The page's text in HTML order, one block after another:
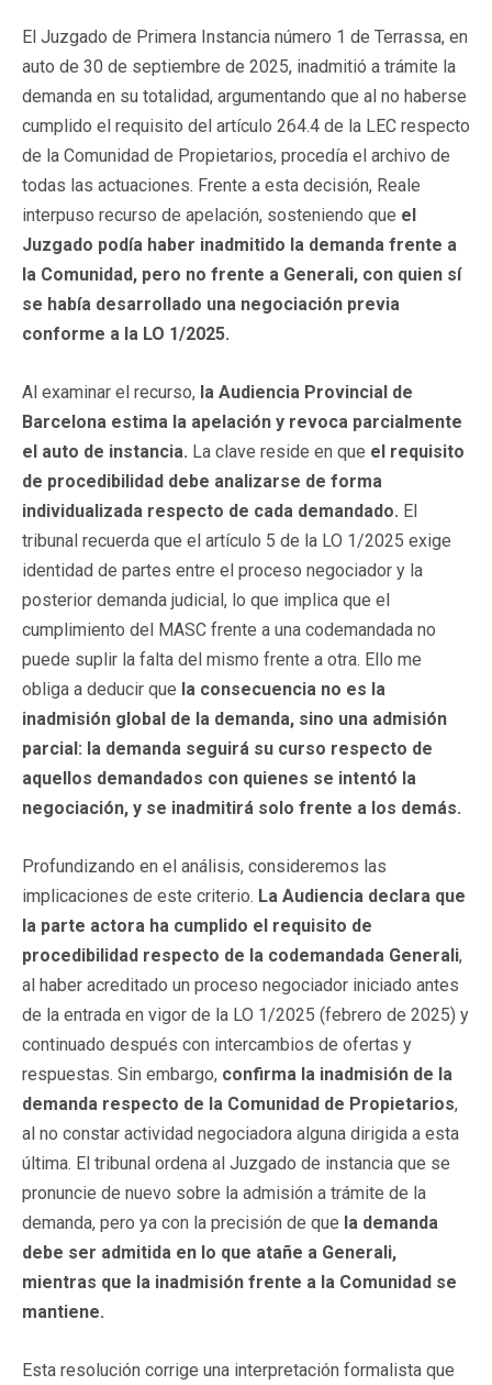
El Juzgado de Primera Instancia número 1 de Terrassa, en
auto de 30 de septiembre de 2025, inadmitió a trámite la
demanda en su totalidad, argumentando que al no haberse
cumplido el requisito del artículo 264.4 de la LEC respecto
de la Comunidad de Propietarios, procedía el archivo de
todas las actuaciones. Frente a esta decisión, Reale
interpuso recurso de apelación, sosteniendo que el
Juzgado podía haber inadmitido la demanda frente a
la Comunidad, pero no frente a Generali, con quien sí
se había desarrollado una negociación previa
conforme a la LO 1/2025.
Al examinar el recurso, la Audiencia Provincial de
Barcelona estima la apelación y revoca parcialmente
el auto de instancia. La clave reside en que el requisito
de procedibilidad debe analizarse de forma
individualizada respecto de cada demandado. El
tribunal recuerda que el artículo 5 de la LO 1/2025 exige
identidad de partes entre el proceso negociador y la
posterior demanda judicial, lo que implica que el
cumplimiento del MASC frente a una codemandada no
puede suplir la falta del mismo frente a otra. Ello me
obliga a deducir que la consecuencia no es la
inadmisión global de la demanda, sino una admisión
parcial: la demanda seguirá su curso respecto de
aquellos demandados con quienes se intentó la
negociación, y se inadmitirá solo frente a los demás.
Profundizando en el análisis, consideremos las
implicaciones de este criterio. La Audiencia declara que
la parte actora ha cumplido el requisito de
procedibilidad respecto de la codemandada Generali,
al haber acreditado un proceso negociador iniciado antes
de la entrada en vigor de la LO 1/2025 (febrero de 2025) y
continuado después con intercambios de ofertas y
respuestas. Sin embargo, confirma la inadmisión de la
demanda respecto de la Comunidad de Propietarios,
al no constar actividad negociadora alguna dirigida a esta
última. El tribunal ordena al Juzgado de instancia que se
pronuncie de nuevo sobre la admisión a trámite de la
demanda, pero ya con la precisión de que la demanda
debe ser admitida en lo que atañe a Generali,
mientras que la inadmisión frente a la Comunidad se
mantiene.
Esta resolución corrige una interpretación formalista que